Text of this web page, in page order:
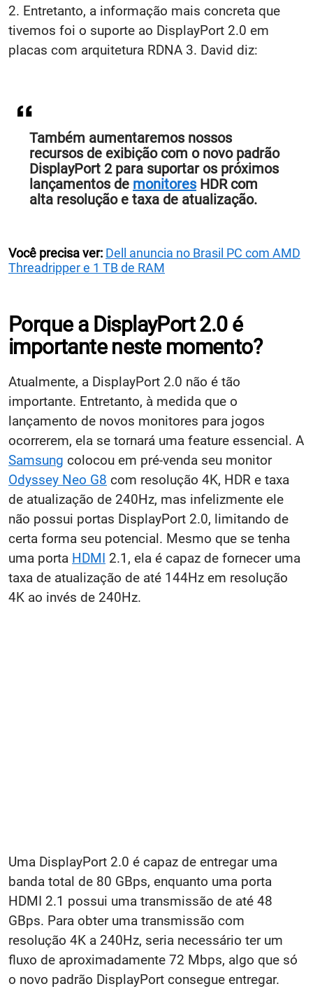
2. Entretanto, a informação mais concreta que
tivemos foi o suporte ao DisplayPort 2.0 em
placas com arquitetura RDNA 3. David diz:
Também aumentaremos nossos
recursos de exibição com o novo padrão
DisplayPort 2 para suportar os próximos
lançamentos de monitoresHDR com
alta resolução e taxa de atualização.
Você precisa ver: Dell anuncia no Brasil PC com AMD
Threadripper e 1 TB de RAM
Porque a DisplayPort 2.0 é
importante neste momento?
Atualmente, a DisplayPort 2.0 não é tão
importante. Entretanto, à medida que o
lançamento de novos monitores para jogos
ocorrerem, ela se tornará uma feature essencial. A
Samsung colocou em pré-venda seu monitor
Odyssey Neo G8 com resolução 4K, HDR e taxa
de atualização de 240Hz, mas infelizmente ele
não possui portas DisplayPort 2.0, limitando de
certa forma seu potencial. Mesmo que se tenha
uma porta HDMI 2.1, ela é capaz de fornecer uma
taxa de atualização de até 144Hz em resolução
4K ao invés de 240Hz.
Uma DisplayPort 2.0 é capaz de entregar uma
banda total de 80 GBps, enquanto uma porta
HDMI 2.1 possui uma transmissão de até 48
GBps. Para obter uma transmissão com
resolução 4K a 240Hz, seria necessário ter um
fluxo de aproximadamente 72 Mbps, algo que só
o novo padrão DisplayPort consegue entregar.